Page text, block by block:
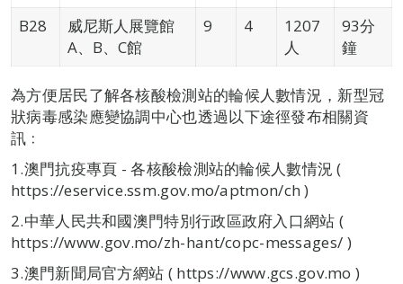
B28
威尼斯人展覽館
A、B、C館
9 4
1207
人
93分
鐘
為方便居民了解各核酸檢測站的輪候人數情況，新型冠
狀病毒感染應變協調中心也透過以下途徑發布相關資
訊﹕
1.澳門抗疫專頁 - 各核酸檢測站的輪候人數情況 (
https://eservice.ssm.gov.mo/aptmon/ch )
2.中華人民共和國澳門特別行政區政府入口網站 (
https://www.gov.mo/zh-hant/copc-messages/ )
3.澳門新聞局官方網站 ( https://www.gcs.gov.mo )